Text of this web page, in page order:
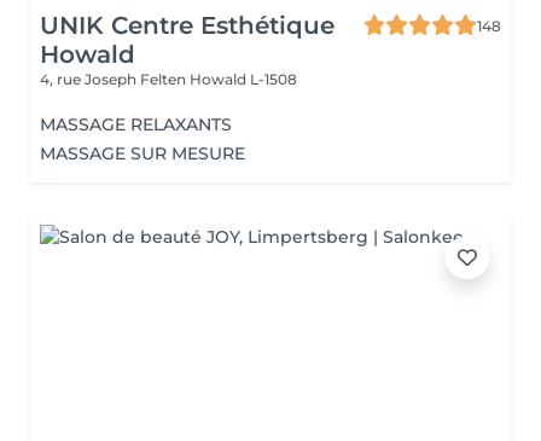
UNIK Centre Esthétique
Howald
148
4, rue Joseph Felten Howald L-1508
MASSAGE RELAXANTS
MASSAGE SUR MESURE